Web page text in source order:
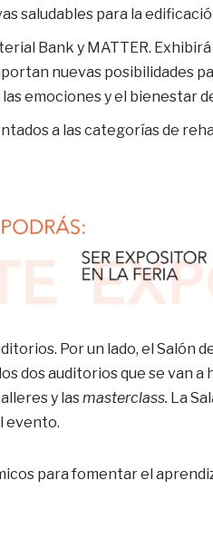
saludables para la
Bank y MATTER. Exhibirá
nuevas posibilidades
emociones y el bienestar
a las categorías de
Por un lado, el Salón
dos auditorios que se van a
y lasmasterclass. La
evento.
para fomentar el